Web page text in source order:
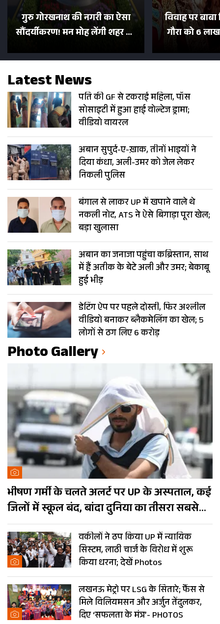
गुरु गोरखनाथ की नगरी का ऐसा
सौंदर्यीकरण! मन मोह लेंगी शहर की
विवाह पर
गौरा को 6
Latest News
पति की GF से टकराई महिला, पॉस
सोसाइटी में हुआ हाई वोल्टेज ड्रामा;
वीडियो वायरल
अबान सुपुर्द-ए-ख़ाक, तीनों भाइयों ने
दिया कंधा, अली-उमर को जेल लेकर
निकली पुलिस
बंगाल से लाकर UP में खपाने वाले थे
नकली नोट, ATS ने ऐसे बिगाड़ा पूरा खेल;
बड़ा खुलासा
अबान का जनाजा पहुंचा कब्रिस्तान, साथ
में हैं अतीक के बेटे अली और उमर; बेकाबू
हुई भीड़
डेटिंग ऐप पर पहले दोस्ती, फिर अश्लील
वीडियो बनाकर ब्लैकमेलिंग का खेल; 5
लोगों से ठग लिए 6 करोड़
Photo Gallery
भीषण गर्मी के चलते अलर्ट पर UP के अस्पताल, कई
जिलों में स्कूल बंद, बांदा दुनिया का तीसरा सबसे
गर्म शहर
वकीलों ने ठप किया UP में न्यायिक
सिस्टम, लाठी चार्ज के विरोध में शुरू
किया धरना; देखें Photos
लखनऊ मेट्रो पर LSG के सितारे; फैंस से
मिले विलियमसन और अर्जुन तेंदुलकर,
दिए ‘सफलता के मंत्र’- PHOTOS